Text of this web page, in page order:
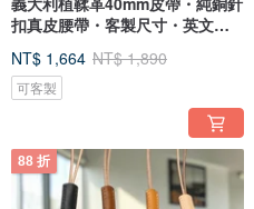
扣真皮腰帶・客製尺寸・英文烙
NT$ 1,664 NT$ 1,890
可客製
88 折